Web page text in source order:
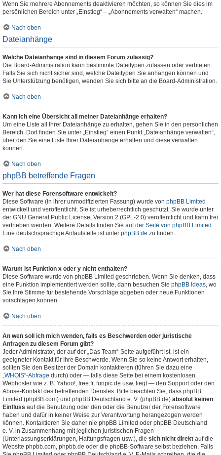
Wenn Sie mehrere Abonnements deaktivieren möchten, so können Sie dies im
persönlichen Bereich unter „Einstieg“ – „Abonnements verwalten“ machen.
Nach oben
Dateianhänge
Welche Dateianhänge sind in diesem Forum zulässig?
Die Board-Administration kann bestimmte Dateitypen zulassen oder verbieten.
Falls Sie sich nicht sicher sind, welche Dateitypen Sie anhängen können und
Sie Unterstützung benötigen, wenden Sie sich bitte an die Board-Administration.
Nach oben
Kann ich eine Übersicht all meiner Dateianhänge erhalten?
Um eine Liste all Ihrer Dateianhänge zu erhalten, gehen Sie in den persönlichen
Bereich. Dort finden Sie unter „Einstieg“ einen Punkt „Dateianhänge verwalten“,
über den Sie eine Liste Ihrer Dateianhänge erhalten und diese verwalten
können.
Nach oben
phpBB betreffende Fragen
Wer hat diese Forensoftware entwickelt?
Diese Software (in ihrer unmodifizierten Fassung) wurde von phpBB Limited
entwickelt und veröffentlicht. Sie ist urheberrechtlich geschützt. Sie wurde unter
der GNU General Public License, Version 2 (GPL-2.0) veröffentlicht und kann frei
vertrieben werden. Weitere Details finden Sie auf der Seite von phpBB Limited .
Eine deutschsprachige Anlaufstelle ist unter phpBB.de zu finden.
Nach oben
Warum ist Funktion x oder y nicht enthalten?
Diese Software wurde von phpBB Limited geschrieben. Wenn Sie denken, dass
eine Funktion implementiert werden sollte, dann besuchen Sie phpBB Ideas, wo
Sie Ihre Stimme für bestehende Vorschläge abgeben oder neue Funktionen
vorschlagen können.
Nach oben
An wen soll ich mich wenden, falls es Beschwerden oder juristische
Anfragen zu diesem Forum gibt?
Jeder Administrator, der auf der „Das Team“-Seite aufgeführt ist, ist ein
geeigneter Kontakt für Ihre Beschwerde. Wenn Sie so keine Antwort erhalten,
sollten Sie den Besitzer der Domain kontaktieren (führen Sie dazu eine
„WHOIS“-Abfrage durch) oder — falls diese Seite bei einem kostenlosen
Webhoster wie z. B. Yahoo!, free.fr, funpic.de usw. liegt — den Support oder den
Abuse-Kontakt des betreffenden Dienstes. Bitte beachten Sie, dass phpBB
Limited (phpBB.com) und phpBB Deutschland e. V. (phpBB.de) absolut keinen
Einfluss auf die Benutzung oder den oder die Benutzer der Forensoftware
haben und dafür in keiner Weise zur Verantwortung herangezogen werden
können. Kontaktieren Sie daher nie phpBB Limited oder phpBB Deutschland
e. V. in Zusammenhang mit jeglichen juristischen Fragen
(Unterlassungserklärungen, Haftungsfragen usw.), die sich nicht direkt auf die
Website phpbb.com, phpbb.de oder die phpBB-Software selbst beziehen. Falls